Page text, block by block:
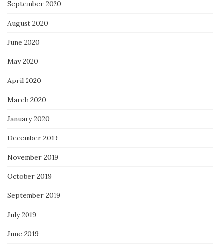
September 2020
August 2020
June 2020
May 2020
April 2020
March 2020
January 2020
December 2019
November 2019
October 2019
September 2019
July 2019
June 2019